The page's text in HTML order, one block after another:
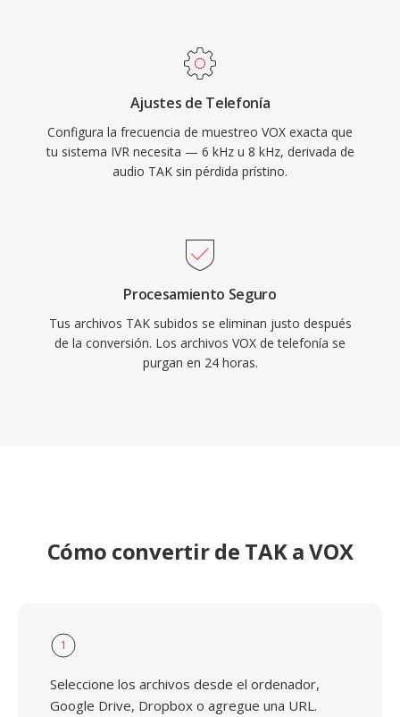
Ajustes de Telefonía
Configura la frecuencia de muestreo VOX exacta que
tu sistema IVR necesita — 6 kHz u 8 kHz, derivada de
audio TAK sin pérdida prístino.
Procesamiento Seguro
Tus archivos TAK subidos se eliminan justo después
de la conversión. Los archivos VOX de telefonía se
purgan en 24 horas.
Cómo convertir de TAK a VOX
1
Seleccione los archivos desde el ordenador,
Google Drive, Dropbox o agregue una URL.